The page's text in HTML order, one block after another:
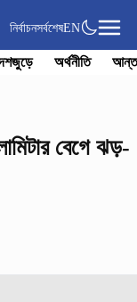
নির্বাচনসর্বশেষEN
অর্থনীতি
বেগে ঝড়-